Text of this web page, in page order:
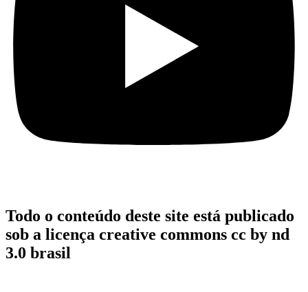
Todo o conteúdo deste site está publicado
sob a licença creative commons cc by nd
3.0 brasil